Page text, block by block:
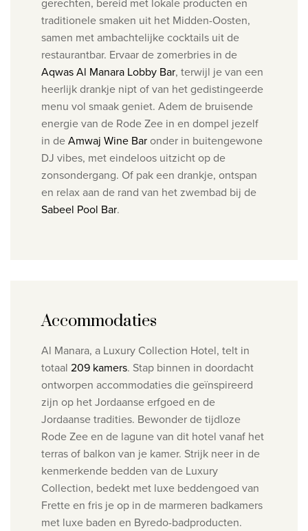
traditionele smaken uit het Midden-Oosten,
samen met ambachtelijke cocktails uit de
restaurantbar. Ervaar de zomerbries in de
Aqwas Al Manara Lobby Bar, terwijl je van een
heerlijk drankje nipt of van het gedistingeerde
menu vol smaak geniet. Adem de bruisende
energie van de Rode Zee in en dompel jezelf
in deAmwaj Wine Baronder in buitengewone
DJ vibes, met eindeloos uitzicht op de
zonsondergang. Of pak een drankje, ontspan
en relax aan de rand van het zwembad bij de
Sabeel Pool Bar.
Accommodaties
Al Manara, a Luxury Collection Hotel, telt in
totaal 209 kamers. Stap binnen in doordacht
ontworpen accommodaties die geïnspireerd
zijn op het Jordaanse erfgoed en de
Jordaanse tradities. Bewonder de tijdloze
Rode Zee en de lagune van dit hotel vanaf het
terras of balkon van je kamer. Strijk neer in de
kenmerkende bedden van de Luxury
Collection, bedekt met luxe beddengoed van
Frette en fris je op in de marmeren badkamers
met luxe baden en Byredo-badproducten.